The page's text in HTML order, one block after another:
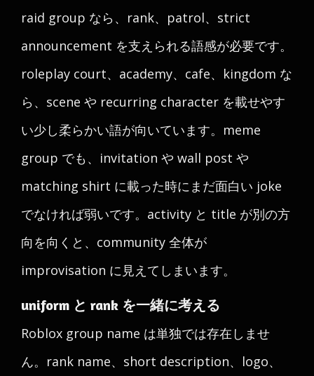
raid group なら、rank、patrol、strict
announcement を支えられる語感が必要です。
roleplay court、academy、cafe、kingdom な
ら、scene や recurring character を載せやす
い少し柔らかい語が向いています。meme
group でも、invitation や wall post や
matching shirt に載った時にまだ面白い joke
でなければ弱いです。activity と title が別の方
向を向くと、community 全体が
improvisation に見えてしまいます。
uniform と rank を一緒に考える
Roblox group name は単独では存在しませ
ん。rank name、short description、logo、